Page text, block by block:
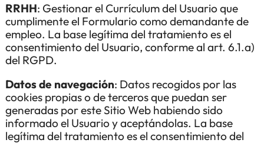
RRHH: Gestionar el Currículum del Usuario que
cumplimente el Formulario como demandante de
empleo. La base legítima del tratamiento es el
consentimiento del Usuario, conforme al art. 6.1.a)
del RGPD.
Datos de navegación: Datos recogidos por las
cookies propias o de terceros que puedan ser
generadas por este Sitio Web habiendo sido
informado el Usuario y aceptándolas. La base
legítima del tratamiento es el consentimiento del